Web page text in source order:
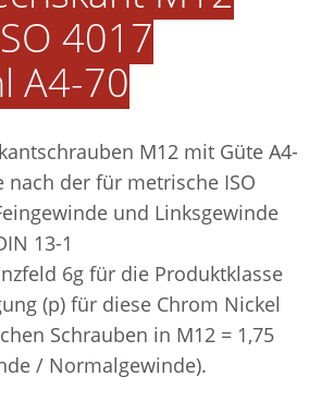
4017
A4-70
M12 mit Güte A4-
nach der für metrische ISO
und Linksgewinde
13-1
6g für die Produktklasse
(p) für diese Chrom Nickel
Schrauben in M12 = 1,75
/ Normalgewinde).